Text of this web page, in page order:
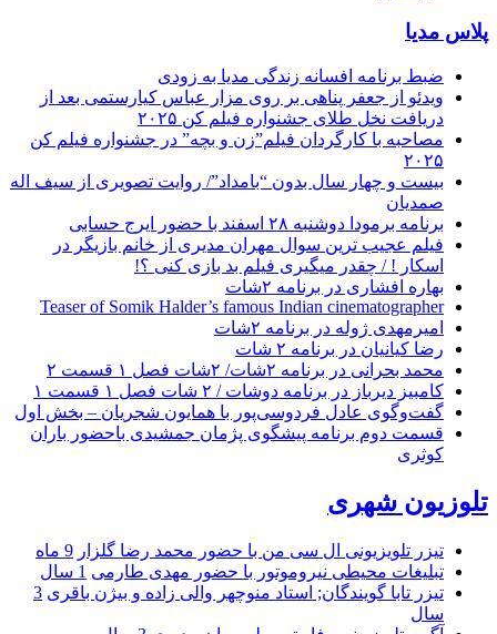
پلاس مدیا
ضبط برنامه افسانه زندگی مدیا به زودی
ویدئو از جعفر پناهی بر روی مزار عباس کیارستمی بعد از
دریافت نخل طلای جشنواره فیلم کن ۲۰۲۵
مصاحبه با کارگردان فیلم”زن و بچه” در جشنواره فیلم کن
۲۰۲۵
بیست و چهار سال بدون “بامداد”/ روایت تصویری از سیف اله
صمدیان
برنامه برمودا دوشنبه ۲۸ اسفند با حضور ایرج حسابی
فیلم عجیب ترین سوال مهران مدیری از خانم بازیگر در
اسکار ! / چقدر میگیری فیلم بد بازی کنی ؟!
بهاره افشاری در برنامه ۲شات
Teaser of Somik Halder’s famous Indian cinematographer
امیرمهدی ژوله در برنامه ۲شات
رضا کیانیان در برنامه ۲ شات
محمد بحرانی در برنامه ۲شات/ ۲شات فصل ۱ قسمت ۲
کامبیز دیرباز در برنامه دوشات / ۲ شات فصل ۱ قسمت ۱
گفت‌وگوی عادل فردوسی‌پور با همایون شجریان – بخش اول
قسمت دوم برنامه پیشگوی پژمان جمشیدی باحضور باران
کوثری
تلوزیون شهری
تیزر تلویزیونی ال سی من با حضور محمد رضا گلزار 9 ماه
تبلیغات محیطی نیروموتور با حضور مهدی طارمی 1 سال
تیزر تابا گویندگان; استاد منوچهر والی زاده و بیژن باقری 3
سال